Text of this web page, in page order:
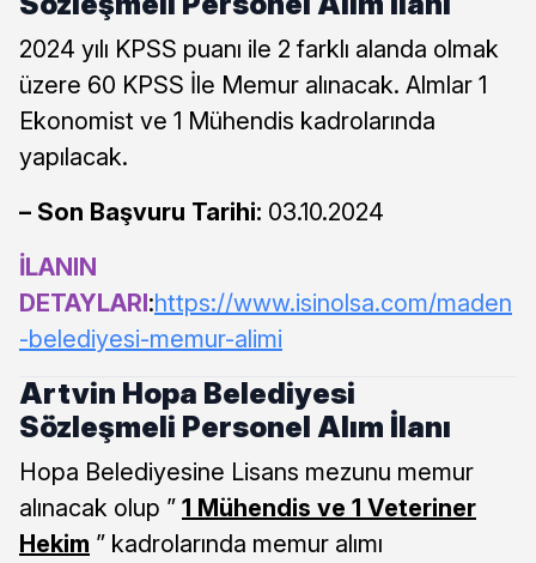
2024 yılı KPSS puanı ile 2 farklı alanda olmak
üzere 60 KPSS İle Memur alınacak. Almlar 1
Ekonomist ve 1 Mühendis kadrolarında
yapılacak.
– Son Başvuru Tarihi: 03.10.2024
İLANIN
DETAYLARI:https://www.isinolsa.com/maden
-belediyesi-memur-alimi
Artvin Hopa Belediyesi
Sözleşmeli Personel Alım İlanı
Hopa Belediyesine Lisans mezunu memur
alınacak olup ” 1 Mühendis ve 1 Veteriner
Hekim ” kadrolarında memur alımı